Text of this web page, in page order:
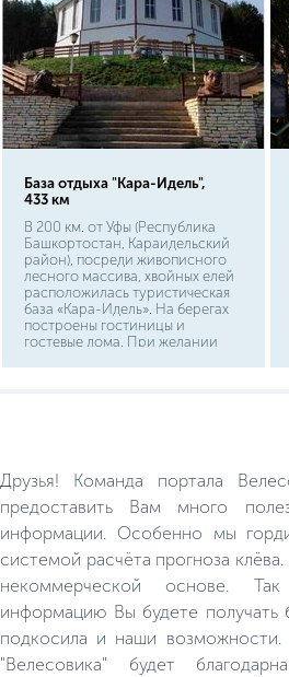
База отдыха "Кара-Идель",
433 км
В 200 км. от Уфы (Республика
Башкортостан, Караидельский
район), посреди живописного
лесного массива, хвойных елей
расположилась туристическая
база «Кара-Идель». На берегах
построены гостиницы и
гостевые дома. При желании
Друзья! Команда портала
предоставить Вам много
информации. Особенно мы
системой расчёта прогноза
некоммерческой основе.
информацию Вы будете получать
подкосила и наши возможности.
"Велесовика" будет